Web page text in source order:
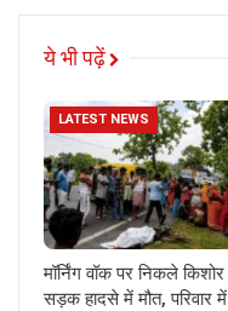
ये भी पढ़ें
LATEST NEWS
मॉर्निंग वॉक पर निकले
सड़क हादसे में मौत, परिवार में